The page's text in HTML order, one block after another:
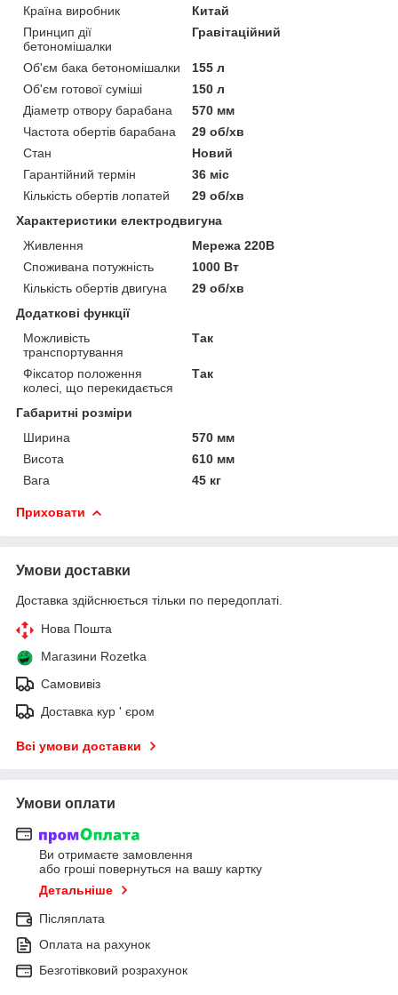
Країна виробник
Китай
Принцип дії
бетономішалки
Гравітаційний
Об'єм бака бетономішалки
155 л
Об'єм готової суміші
150 л
Діаметр отвору барабана
570 мм
Частота обертів барабана
29 об/хв
Стан
Новий
Гарантійний термін
36 міс
Кількість обертів лопатей
29 об/хв
Характеристики електродвигуна
Живлення
Мережа 220В
Споживана потужність
1000 Вт
Кількість обертів двигуна
29 об/хв
Додаткові функції
Можливість
транспортування
Так
Фіксатор положення
колесі, що перекидається
Так
Габаритні розміри
Ширина
570 мм
Висота
610 мм
Вага
45 кг
Приховати
Умови доставки
Доставка здійснюється тільки по передоплаті.
Нова Пошта
Магазини Rozetka
Самовивіз
Доставка кур ' єром
Всі умови доставки
Умови оплати
Ви отримаєте замовлення
або гроші повернуться на вашу картку
Детальніше
Післяплата
Оплата на рахунок
Безготівковий розрахунок